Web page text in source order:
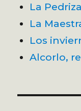
La
La
Los
Alcorlo,